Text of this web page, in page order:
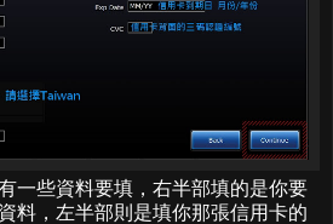
一些資料要填，右半部填的是你要
料，左半部則是填你那張信用卡的